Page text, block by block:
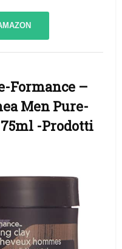
Formance –
Men Pure-
-Prodotti